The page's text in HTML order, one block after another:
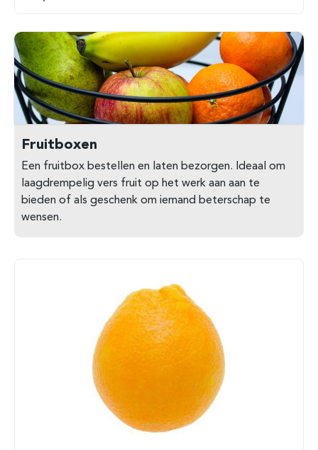
Fruitboxen
Een fruitbox bestellen en laten bezorgen. Ideaal om
laagdrempelig vers fruit op het werk aan aan te
bieden of als geschenk om iemand beterschap te
wensen.